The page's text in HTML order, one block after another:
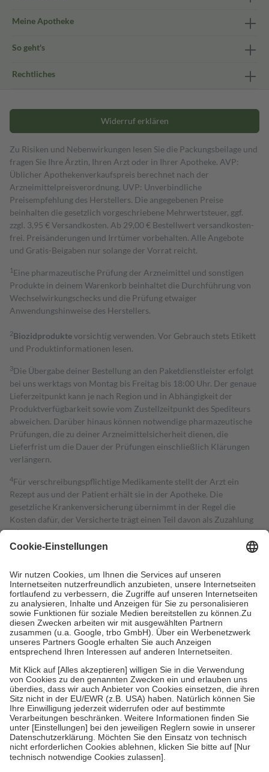
Meine Apotheke
So geht's
Rechtliches
Widerruf erklären
Zu Risiken und Nebenwirkungen lesen Sie die Packungsbeilage und
fragen Sie Ihre Ärztin, Ihren Arzt oder in Ihrer Apotheke. AVP:
Üblicher Apothekenverkaufspreis berechnet nach der
Arzneimittelpreisverordnung. UVP: Unverbindliche
Preisempfehlung des Herstellers. Die angegebenen Preise
beinhalten die gesetzlich vorgeschriebene Mehrwertsteuer, ggf.
zzgl. 3,95 € Versandkosten. Ab 29,00 € Bestell­wert versand­kosten­
frei. Preisänderungen und Irrtümer vorbehalten. Alle Angebote
und Gratis-Beigaben nur solange der Vorrat reicht.
1 Eine pharmazeutische Prüfung der Arzneimittel und sonstigen
Produkte in deinem Warenkorb beinhaltet die Durchführung von
Wechselwirkungschecks und die Prüfung etwaiger
Anwendungshinweise des Herstellers.
2Biozidproduktevorsichtig verwenden. Vor Gebrauch stets Etikett
und Produktinformationen lesen.
3Die Übergabe deiner Bestellung an den Paketdienstleister erfolgt
bei uns werktags von Montag bis Freitag bis 18:00 Uhr. Der genaue
Lieferzeitpunkt kann je nach Region und in Abhängigkeit der
Produktverfügbarkeit sowie vom Zustellzeitpunkt des Spediteurs
abweichen. Darüber hinaus können notwendige pharmazeutische
Prüfungen, die zu deiner Arzneimittelsicherheit dienen, die
Lieferfrist um die Dauer der Prüfungen einschließlich Klärungen
verlängern.
4Für verschreibungspflichtige Medikamente stellt der Arzt ein
Rezept aus und der Patient erhält sie in der Apotheke. Die
gesetzliche Krankenversicherung übernimmt in der Regel die
Kosten dafür, der Versicherte trägt einen Teil davon als Zuzahlung
mit.
Grundsätzlich leisten Mitglieder Zuzahlungen in Höhe von zehn
höchstens zehn Euro.
Es sind jedoch nie mehr als die tatsächlichen
Kosten der Leistung zu entrichten.
Diese Regeln gelten grundsätzlich auch für Online-Apotheken.
Bei Heilmitteln und häuslicher Krankenpflege beträgt die
Zuzahlung zehn Prozent der Kosten sowie zehn Euro je
Verordnung.
Um das Engagement der Versicherten für ihre eigene Gesundheit zu
stärken und die besondere Stellung der Familie zu unterstützen,
fallenkeine Zuzahlungenan bei:
• Kindern und Jugendlichen bis zum vollendeten 18. Lebensjahr
mit Ausnahme der Fahrkosten
• Untersuchungen zur Vorsorge und Früherkennung, die von der
GKV getragen werden
• empfohlenen Schutzimpfungen
• Harn- und Blutteststreifen